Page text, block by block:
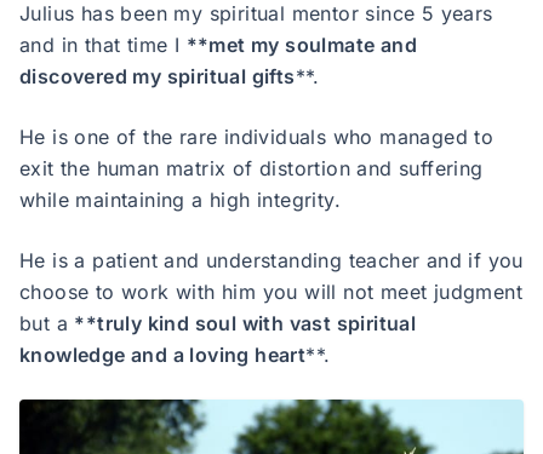
Julius has been my spiritual mentor since 5 years
and in that time I **met my soulmate and
discovered my spiritual gifts**.
He is one of the rare individuals who managed to
exit the human matrix of distortion and suffering
while maintaining a high integrity.
He is a patient and understanding teacher and if you
choose to work with him you will not meet judgment
but a **truly kind soul with vast spiritual
knowledge and a loving heart**.